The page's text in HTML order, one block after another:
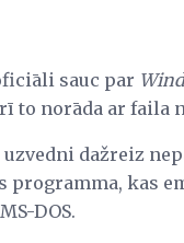
sauc par
to norāda ar faila
dažreiz
programma, kas
DOS.